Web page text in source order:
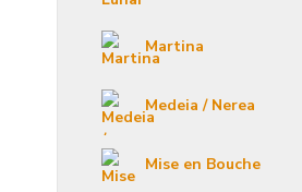
Martina
Medeia / Nerea
Mise en Bouche